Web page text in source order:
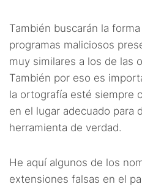
También buscarán la
programas maliciosos
muy similares a los de las
También por eso es
la ortografía esté siempre
en el lugar adecuado para
herramienta de verdad.
He aquí algunos de los
extensiones falsas en el